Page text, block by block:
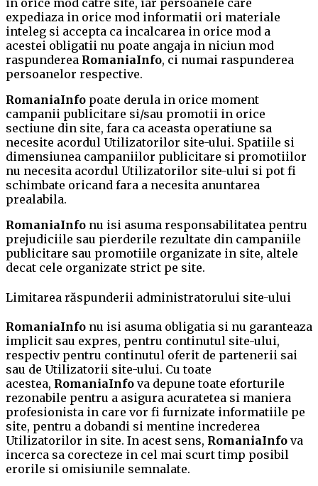
in orice mod catre site, iar persoanele care
expediaza in orice mod informatii ori materiale
inteleg si accepta ca incalcarea in orice mod a
acestei obligatii nu poate angaja in niciun mod
raspunderea RomaniaInfo, ci numai raspunderea
persoanelor respective.
RomaniaInfo poate derula in orice moment
campanii publicitare si/sau promotii in orice
sectiune din site, fara ca aceasta operatiune sa
necesite acordul Utilizatorilor site-ului. Spatiile si
dimensiunea campaniilor publicitare si promotiilor
nu necesita acordul Utilizatorilor site-ului si pot fi
schimbate oricand fara a necesita anuntarea
prealabila.
RomaniaInfo nu isi asuma responsabilitatea pentru
prejudiciile sau pierderile rezultate din campaniile
publicitare sau promotiile organizate in site, altele
decat cele organizate strict pe site.
Limitarea răspunderii administratorului site-ului
RomaniaInfo nu isi asuma obligatia si nu garanteaza
implicit sau expres, pentru continutul site-ului,
respectiv pentru continutul oferit de partenerii sai
sau de Utilizatorii site-ului. Cu toate
acestea, RomaniaInfo va depune toate eforturile
rezonabile pentru a asigura acuratetea si maniera
profesionista in care vor fi furnizate informatiile pe
site, pentru a dobandi si mentine increderea
Utilizatorilor in site. In acest sens, RomaniaInfo va
incerca sa corecteze in cel mai scurt timp posibil
erorile si omisiunile semnalate.